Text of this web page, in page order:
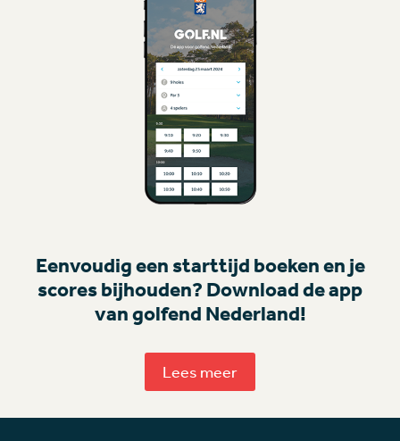
Eenvoudig een starttijd boeken en je
scores bijhouden? Download de app
van golfend Nederland!
Lees meer